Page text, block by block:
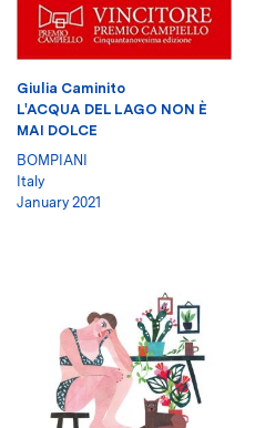
Giulia Caminito
L'ACQUA DEL LAGO NON È
MAI DOLCE
BOMPIANI
Italy
January 2021